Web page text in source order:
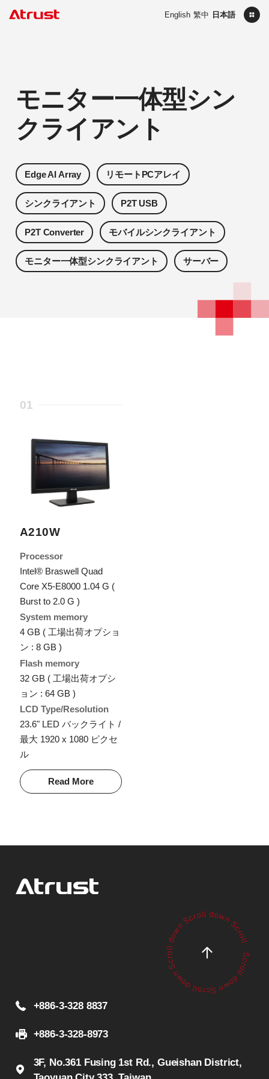
English 繁中 日本語
モニター一体型シン
クライアント
Edge AI Array リモートPCアレイ
シンクライアント P2T USB
P2T Converter モバイルシンクライアント
モニター一体型シンクライアント サーバー
01
A210W
Processor
Intel® Braswell Quad
Core X5-E8000 1.04 G (
Burst to 2.0 G )
System memory
4 GB ( 工場出荷オプショ
ン : 8 GB )
Flash memory
32 GB ( 工場出荷オプシ
ョン : 64 GB )
LCD Type/Resolution
23.6" LED バックライト /
最大 1920 x 1080 ピクセ
ル
Read More
+886-3-328 8837
+886-3-328-8973
3F, No.361 Fusing 1st Rd., Gueishan District,